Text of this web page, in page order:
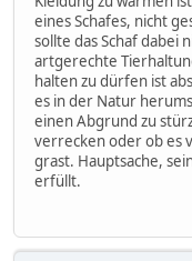
eines Schafes, nicht
sollte das Schaf dabei
artgerechte
halten zu dürfen ist
es in der Natur
einen Abgrund zu
verrecken oder ob es
grast. Hauptsache,
erfüllt.